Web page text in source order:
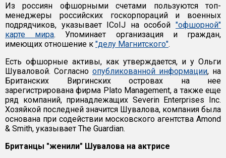
Из россиян офшорными счетами пользуются топ-
менеджеры российских госкорпораций и военных
подрядчиков, указывает ICoIJ на особой "офшорной"
карте мира. Упоминает организация и граждан,
имеющих отношение к "делу Магнитского".
Есть офшорные активы, как утверждается, и у Ольги
Шуваловой. Согласно опубликованной информации, на
Британских Виргинских островах на нее
зарегистрирована фирма Plato Management, а также еще
ряд компаний, принадлежащих Severin Enterprises Inc.
Хозяйкой последней значится Шувалова, компания была
основана при содействии московского агентства Amond
& Smith, указывает The Guardian.
Британцы "женили" Шувалова на актрисе